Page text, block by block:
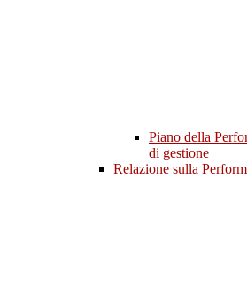
Piano della
di gestione
Relazione sulla